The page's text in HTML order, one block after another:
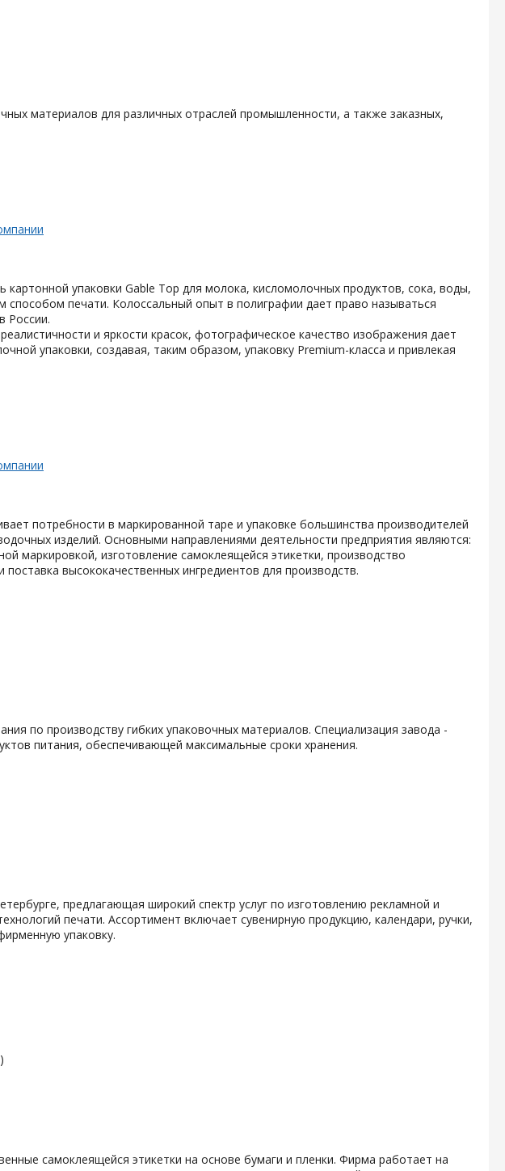
материалов для различных отраслей промышленности, а также заказных,
упаковки Gable Top для молока, кисломолочных продуктов, сока, воды,
печати. Колоссальный опыт в полиграфии дает право называться
России.
и яркости красок, фотографическое качество изображения дает
упаковки, создавая, таким образом, упаковку Premium-класса и привлекая
потребности в маркированной таре и упаковке большинства производителей
изделий. Основными направлениями деятельности предприятия являются:
маркировкой, изготовление самоклеящейся этикетки, производство
высококачественных ингредиентов для производств.
по производству гибких упаковочных материалов. Специализация завода -
питания, обеспечивающей максимальные сроки хранения.
предлагающая широкий спектр услуг по изготовлению рекламной и
печати. Ассортимент включает сувенирную продукцию, календари, ручки,
упаковку.
самоклеящейся этикетки на основе бумаги и пленки. Фирма работает на